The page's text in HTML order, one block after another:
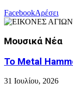
FacebookΑρέσει
Μουσικά Νέα
Το Metal
31 Ιουλίου, 2026